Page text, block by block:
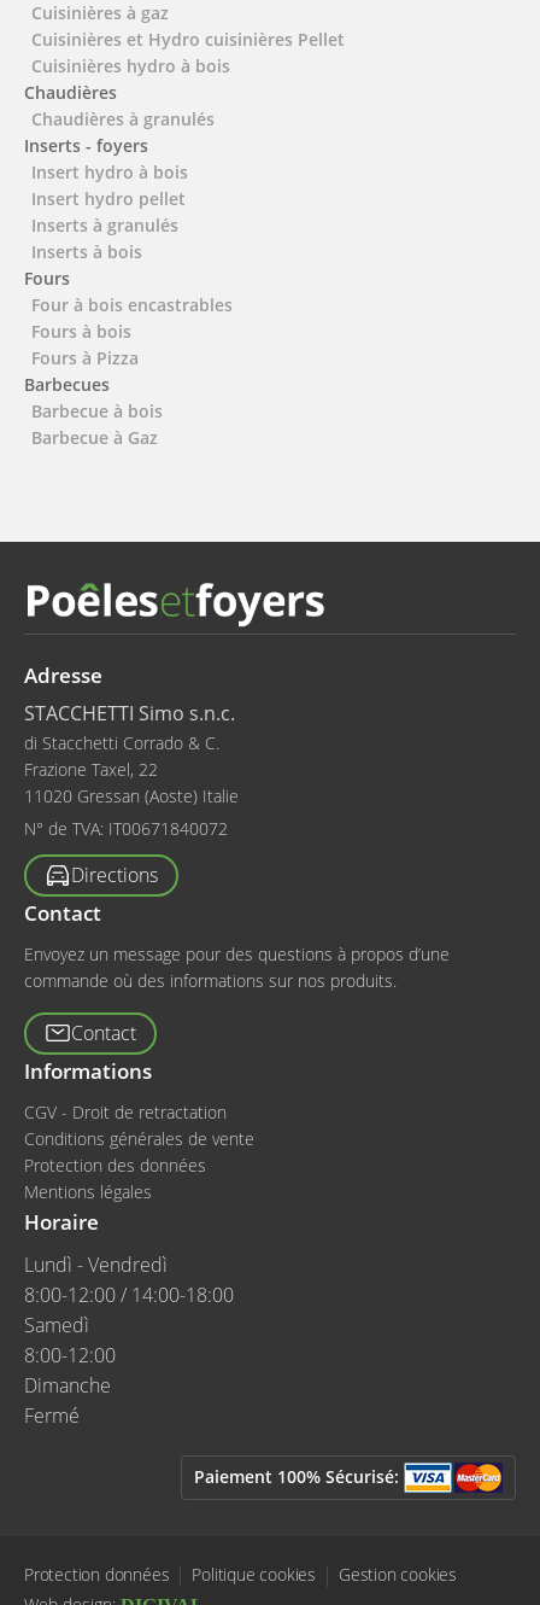
Cuisinières à gaz
Cuisinières et Hydro cuisinières Pellet
Cuisinières hydro à bois
Chaudières
Chaudières à granulés
Inserts - foyers
Insert hydro à bois
Insert hydro pellet
Inserts à granulés
Inserts à bois
Fours
Four à bois encastrables
Fours à bois
Fours à Pizza
Barbecues
Barbecue à bois
Barbecue à Gaz
Adresse
STACCHETTI Simo s.n.c.
di Stacchetti Corrado & C.
Frazione Taxel, 22
11020 Gressan (Aoste) Italie
N° de TVA: IT00671840072
Directions
Contact
Envoyez un message pour des questions à propos d’une
commande où des informations sur nos produits.
Contact
Informations
CGV - Droit de retractation
Conditions générales de vente
Protection des données
Mentions légales
Horaire
Lundì - Vendredì
8:00-12:00 / 14:00-18:00
Samedì
8:00-12:00
Dimanche
Fermé
Paiement 100% Sécurisé:
Protection données Politique cookies Gestion cookies